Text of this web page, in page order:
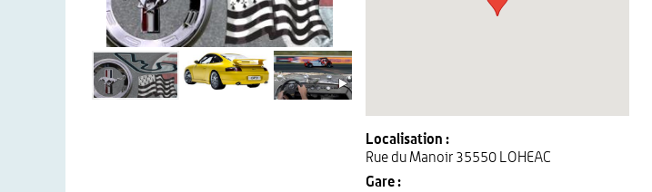
Localisation :
Rue du Manoir 35550 LOHEAC
Gare :